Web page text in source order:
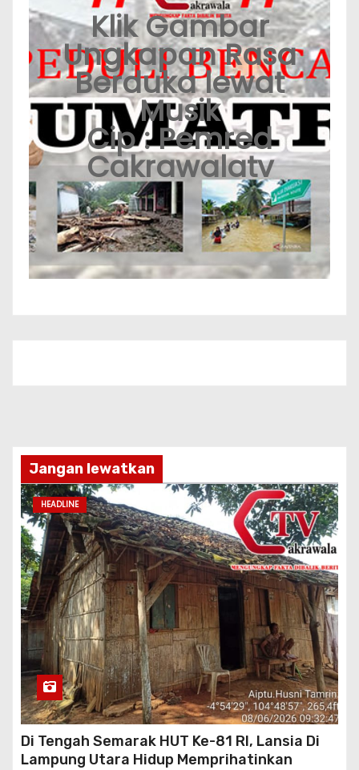
Klik Gambar
Ungkapan Rasa
Berduka lewat
Musik
Cip : Pemred
Cakrawalatv
Jangan lewatkan
HEADLINE
Di Tengah Semarak HUT Ke-81 RI, Lansia Di
Lampung Utara Hidup Memprihatinkan